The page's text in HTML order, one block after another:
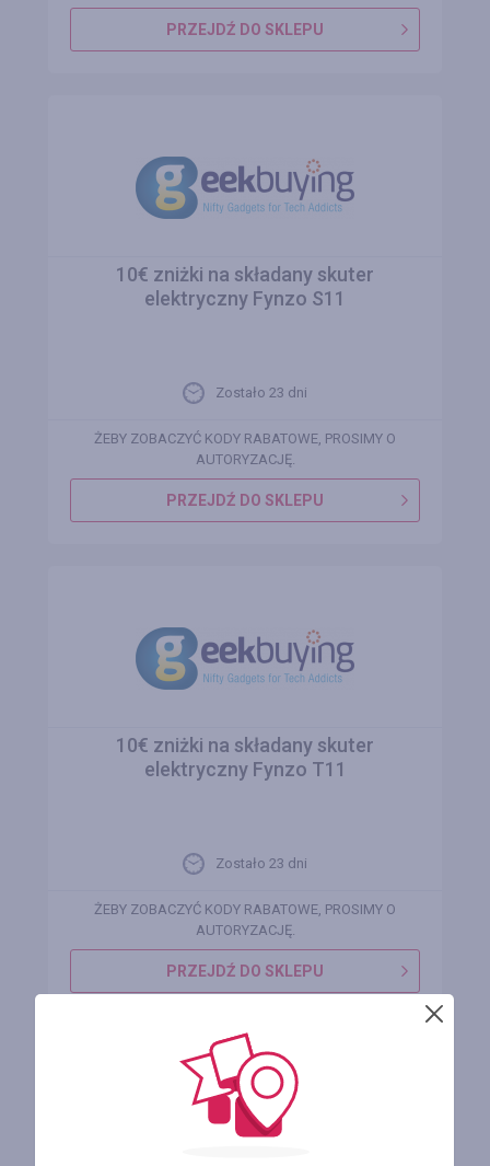
PRZEJDŹ DO SKLEPU
10€ zniżki na składany skuter
elektryczny Fynzo S11
Zostało 23 dni
ŻEBY ZOBACZYĆ KODY RABATOWE, PROSIMY O
AUTORYZACJĘ.
PRZEJDŹ DO SKLEPU
10€ zniżki na składany skuter
elektryczny Fynzo T11
Zostało 23 dni
ŻEBY ZOBACZYĆ KODY RABATOWE, PROSIMY O
AUTORYZACJĘ.
PRZEJDŹ DO SKLEPU